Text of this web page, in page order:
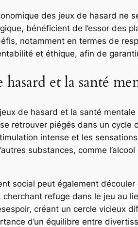
des jeux de hasard ne
bénéficient de l’essor des
notamment en termes de
et éthique, afin de
hasard et la santé
de hasard et la santé
retrouver piégés dans un cycle
intense et les
substances, comme
social peut également
cherchant refuge dans le jeu au
créant un cercle vicieux
d’un équilibre entre